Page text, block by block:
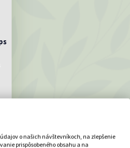
o našich návštevníkoch, na zlepšenie
prispôsobeného obsahu a na